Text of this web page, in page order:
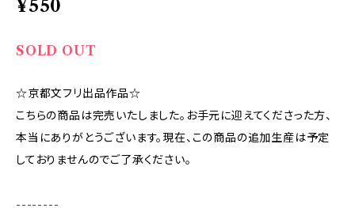
¥550
SOLD OUT
☆京都文フリ出品作品☆
こちらの商品は完売いたしました。お手元に迎えてくださった方、
本当にありがとうございます。現在、この商品の追加生産は予定
しておりませんのでご了承ください。
--------